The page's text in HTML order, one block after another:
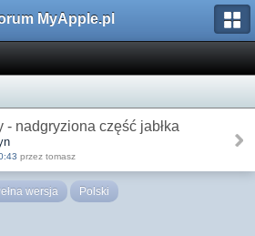
MyApple.pl
- nadgryziona część jabłka
przez tomasz
wersja Polski